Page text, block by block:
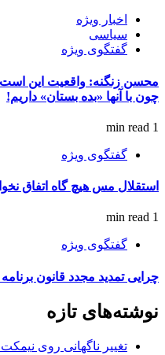
اخبار ویژه
سیاسی
گفتگوی ویژه
محسن زنگنه: واقعیت این است
چون با آنها «بده بستان» داریم!
1 min read
گفتگوی ویژه
استقلال مس هیچ گاه اتفاق
1 min read
گفتگوی ویژه
چرایی تمدید مجدد قانون
نوشته‌های تازه
تغییر ناگهانی روی